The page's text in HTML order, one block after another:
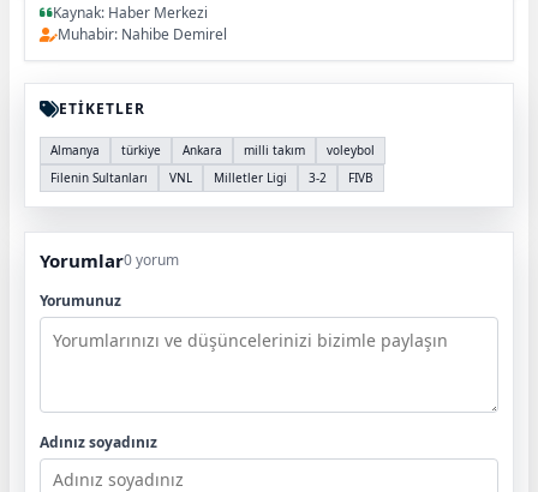
Kaynak: Haber Merkezi
Muhabir: Nahibe Demirel
ETİKETLER
Almanya türkiye Ankara milli takım
voleybol
Filenin Sultanları
VNL Milletler Ligi 3-2 FIVB
Yorumlar0 yorum
Yorumunuz
Adınız soyadınız